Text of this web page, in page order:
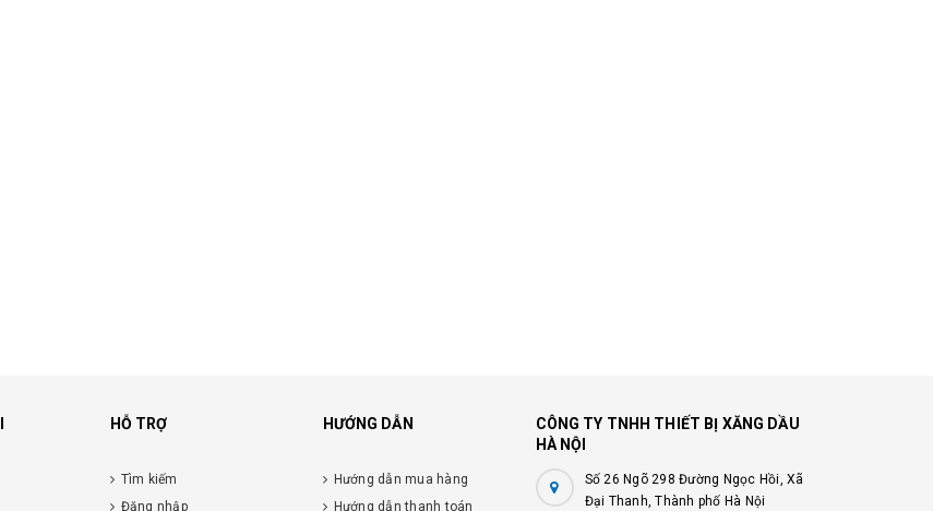
HỖ TRỢ
Tìm kiếm
Đăng nhập
HƯỚNG DẪN
Hướng dẫn mua hàng
Hướng dẫn thanh toán
CÔNG TY TNHH THIẾT BỊ XĂNG DẦU
HÀ NỘI
Số 26 Ngõ 298 Đường Ngọc Hồi, Xã
Đại Thanh, Thành phố Hà Nội